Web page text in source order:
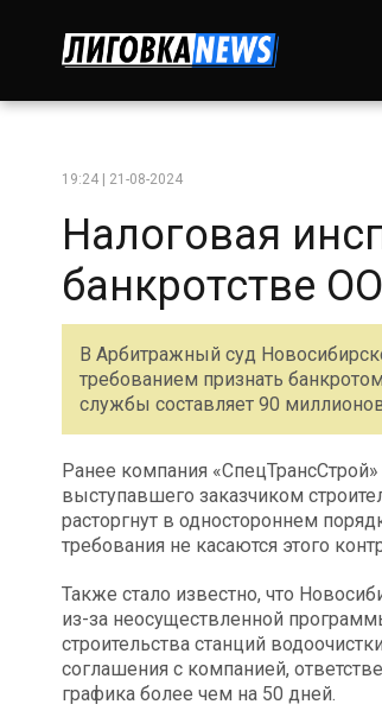
19:24 | 21-08-2024
Налоговая
банкротстве
В Арбитражный суд
требованием признать
службы составляет 90
Ранее компания
выступавшего заказчиком
расторгнут в одностороннем
требования не касаются этого
Также стало известно, что
из-за неосуществленной
строительства станций
соглашения с компанией,
графика более чем на 50 дней.